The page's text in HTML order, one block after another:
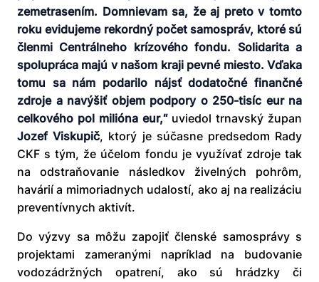
zemetrasením. Domnievam sa, že aj preto v tomto
roku evidujeme rekordný počet samospráv, ktoré sú
členmi Centrálneho krízového fondu. Solidarita a
spolupráca majú v našom kraji pevné miesto. Vďaka
tomu sa nám podarilo nájsť dodatočné finančné
zdroje a navýšiť objem podpory o 250-tisíc eur na
celkového pol milióna eur,“uviedol trnavský župan
Jozef Viskupič, ktorý je súčasne predsedom Rady
CKF s tým, že účelom fondu je využívať zdroje tak
na odstraňovanie následkov živelných pohrôm,
havárií a mimoriadnych udalostí, ako aj na realizáciu
preventívnych aktivít.
Do výzvy sa môžu zapojiť členské samosprávy s
projektami zameranými napríklad na budovanie
vodozádržných opatrení, ako sú hrádzky či